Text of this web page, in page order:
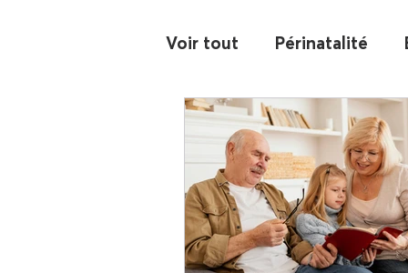
Voir tout Périnatalité
Alimentation
Confiance et estime de
Les écrans Scolaire